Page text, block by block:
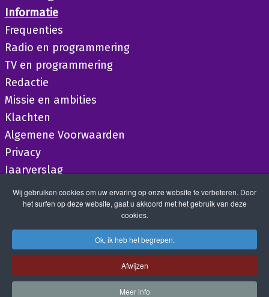
Informatie
Frequenties
Radio en programmering
TV en programmering
Redactie
Missie en ambities
Klachten
Algemene Voorwaarden
Privacy
Jaarverslag
Wij gebruiken cookies om uw ervaring op onze website te verbeteren. Door
het surfen op deze website, gaat u akkoord met het gebruik van deze
cookies.
Ok, ik heb het begrepen.
Afwijzen
Meer info